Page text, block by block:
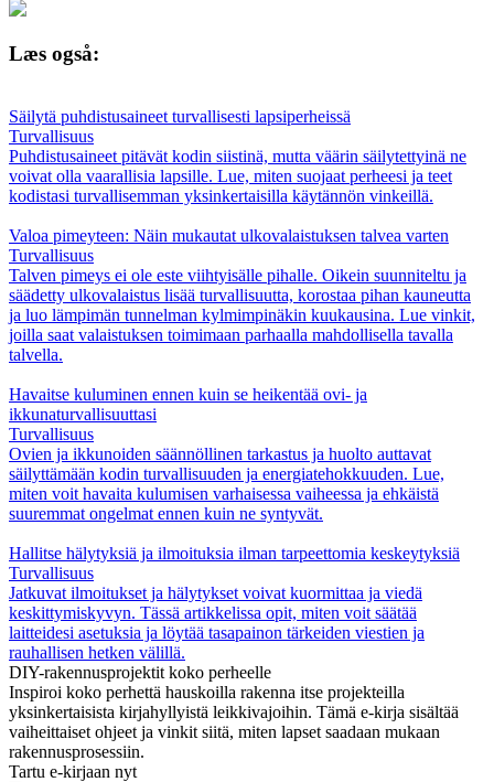
Læs også:
Säilytä puhdistusaineet turvallisesti lapsiperheissä
Turvallisuus
Puhdistusaineet pitävät kodin siistinä, mutta väärin säilytettyinä ne
voivat olla vaarallisia lapsille. Lue, miten suojaat perheesi ja teet
kodistasi turvallisemman yksinkertaisilla käytännön vinkeillä.
Valoa pimeyteen: Näin mukautat ulkovalaistuksen talvea varten
Turvallisuus
Talven pimeys ei ole este viihtyisälle pihalle. Oikein suunniteltu ja
säädetty ulkovalaistus lisää turvallisuutta, korostaa pihan kauneutta
ja luo lämpimän tunnelman kylmimpinäkin kuukausina. Lue vinkit,
joilla saat valaistuksen toimimaan parhaalla mahdollisella tavalla
talvella.
Havaitse kuluminen ennen kuin se heikentää ovi- ja
ikkunaturvallisuuttasi
Turvallisuus
Ovien ja ikkunoiden säännöllinen tarkastus ja huolto auttavat
säilyttämään kodin turvallisuuden ja energiatehokkuuden. Lue,
miten voit havaita kulumisen varhaisessa vaiheessa ja ehkäistä
suuremmat ongelmat ennen kuin ne syntyvät.
Hallitse hälytyksiä ja ilmoituksia ilman tarpeettomia keskeytyksiä
Turvallisuus
Jatkuvat ilmoitukset ja hälytykset voivat kuormittaa ja viedä
keskittymiskyvyn. Tässä artikkelissa opit, miten voit säätää
laitteidesi asetuksia ja löytää tasapainon tärkeiden viestien ja
rauhallisen hetken välillä.
DIY-rakennusprojektit koko perheelle
Inspiroi koko perhettä hauskoilla rakenna itse projekteilla
yksinkertaisista kirjahyllyistä leikkivajoihin. Tämä e-kirja sisältää
vaiheittaiset ohjeet ja vinkit siitä, miten lapset saadaan mukaan
rakennusprosessiin.
Tartu e-kirjaan nyt